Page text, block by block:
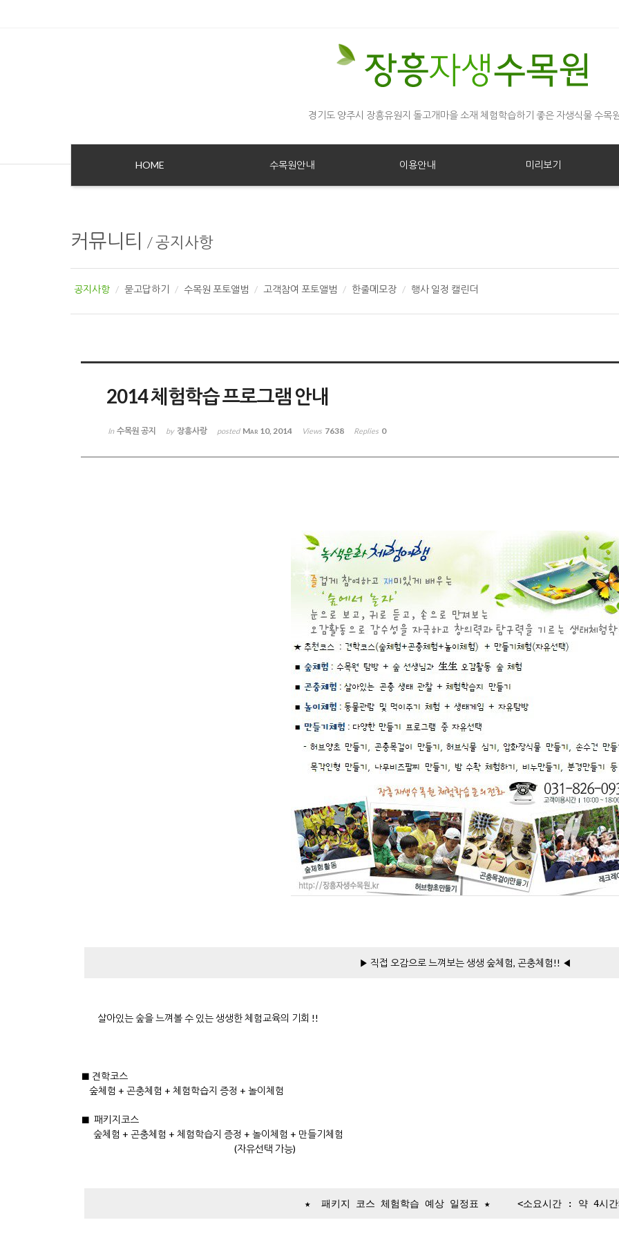
경기도 양주시 장흥유원지 돌고개마을 소재 체험학습하기 좋은 자생식물 수목
HOME 수목원안내 이용안내 미리보기
커뮤니티 /공지사항
공지사항 묻고답하기 수목원 포토앨범 고객참여 포토앨범 한줄메모장 행사 일정 캘린더
2014 체험학습 프로그램 안내
In 수목원 공지 by 장흥사랑 posted Mar 10, 2014 Views 7638 Replies 0
▶ 직접 오감으로 느껴보는 생생 숲체험, 곤충체험!! ◀
살아있는 숲을 느껴볼 수 있는 생생한 체험교육의 기회 !!
■ 견학코스
숲체험 + 곤충체험 + 체험학습지 증정 + 놀이체험
■ 패키지코스
숲체험 + 곤충체험 + 체험학습지 증정 + 놀이체험 + 만들기체험
(자유선택 가능)
★ 패키지 코스 체험학습 예상 일정표 ★ <소요시간 : 약 4시간